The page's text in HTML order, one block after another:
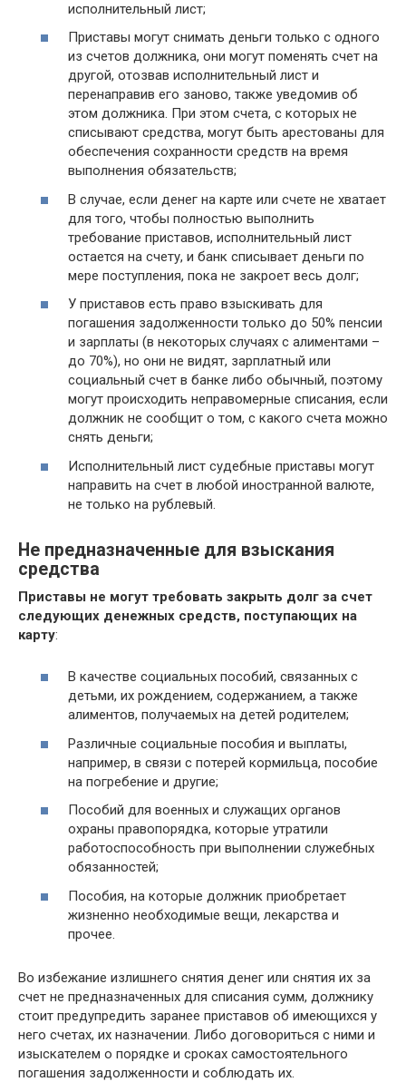
исполнительный лист;
Приставы могут снимать деньги только с одного
из счетов должника, они могут поменять счет на
другой, отозвав исполнительный лист и
перенаправив его заново, также уведомив об
этом должника. При этом счета, с которых не
списывают средства, могут быть арестованы для
обеспечения сохранности средств на время
выполнения обязательств;
В случае, если денег на карте или счете не хватает
для того, чтобы полностью выполнить
требование приставов, исполнительный лист
остается на счету, и банк списывает деньги по
мере поступления, пока не закроет весь долг;
У приставов есть право взыскивать для
погашения задолженности только до 50% пенсии
и зарплаты (в некоторых случаях с алиментами –
до 70%), но они не видят, зарплатный или
социальный счет в банке либо обычный, поэтому
могут происходить неправомерные списания, если
должник не сообщит о том, с какого счета можно
снять деньги;
Исполнительный лист судебные приставы могут
направить на счет в любой иностранной валюте,
не только на рублевый.
Не предназначенные для взыскания
средства
Приставы не могут требовать закрыть долг за счет
следующих денежных средств, поступающих на
карту:
В качестве социальных пособий, связанных с
детьми, их рождением, содержанием, а также
алиментов, получаемых на детей родителем;
Различные социальные пособия и выплаты,
например, в связи с потерей кормильца, пособие
на погребение и другие;
Пособий для военных и служащих органов
охраны правопорядка, которые утратили
работоспособность при выполнении служебных
обязанностей;
Пособия, на которые должник приобретает
жизненно необходимые вещи, лекарства и
прочее.
Во избежание излишнего снятия денег или снятия их за
счет не предназначенных для списания сумм, должнику
стоит предупредить заранее приставов об имеющихся у
него счетах, их назначении. Либо договориться с ними и
изыскателем о порядке и сроках самостоятельного
погашения задолженности и соблюдать их.